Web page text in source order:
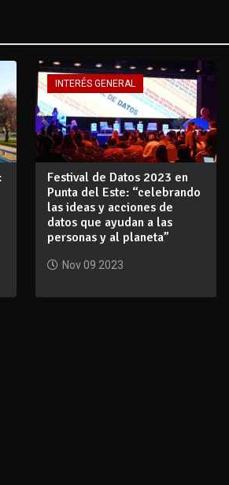
INTERÉS GENERAL
Festival de Datos 2023 en
Punta del Este: “celebrando
las ideas y acciones de
datos que ayudan a las
personas y al planeta”
Nov 09 2023